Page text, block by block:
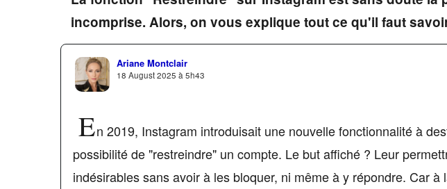
incomprise. Alors, on vous explique tout ce qu'il faut
Ariane Montclair
18 August 2025 à 5h43
En 2019, Instagram introduisait une nouvelle fonctionnalité à
possibilité de "restreindre" un compte. Le but affiché ? Leur
indésirables sans avoir à les bloquer, ni même à y répondre. Car